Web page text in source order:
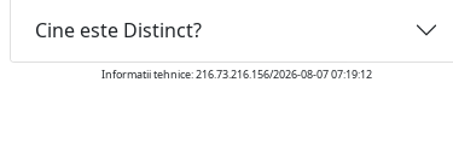
Cine este Distinct?
Informatii tehnice: 216.73.216.156/2026-08-07 07:19:12